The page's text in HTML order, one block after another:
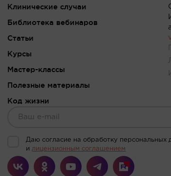
Клинические случаи
Библиотека вебинаров
Статьи
Курсы
Мастер-классы
Полезные материалы
Код жизни
Даю согласие на обработку персональных
илицензионным соглашением